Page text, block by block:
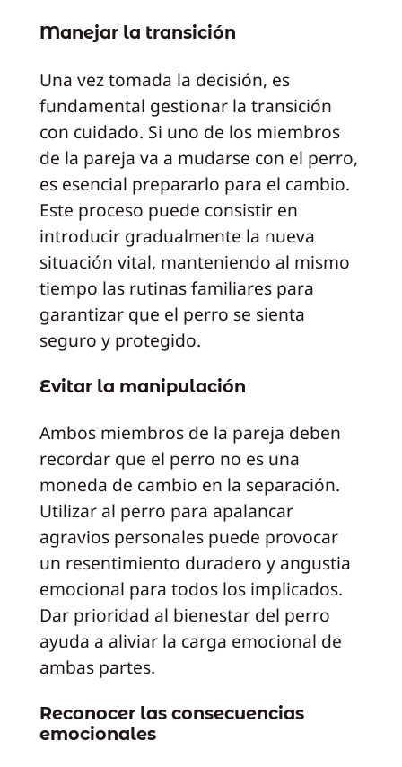
Manejar la transición
Una vez tomada la decisión, es
fundamental gestionar la transición
con cuidado. Si uno de los miembros
de la pareja va a mudarse con el perro,
es esencial prepararlo para el cambio.
Este proceso puede consistir en
introducir gradualmente la nueva
situación vital, manteniendo al mismo
tiempo las rutinas familiares para
garantizar que el perro se sienta
seguro y protegido.
Evitar la manipulación
Ambos miembros de la pareja deben
recordar que el perro no es una
moneda de cambio en la separación.
Utilizar al perro para apalancar
agravios personales puede provocar
un resentimiento duradero y angustia
emocional para todos los implicados.
Dar prioridad al bienestar del perro
ayuda a aliviar la carga emocional de
ambas partes.
Reconocer las consecuencias
emocionales